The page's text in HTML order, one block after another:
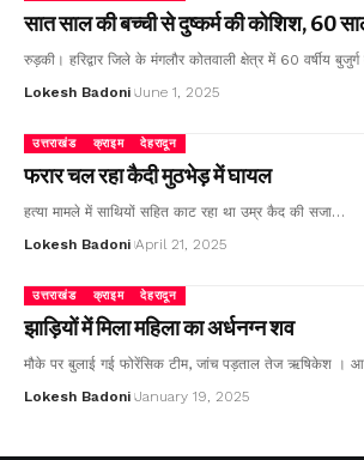
सात साल की बच्ची से दुष्कर्म की कोशिश, 60
रुड़की। हरिद्वार जिले के मंगलौर कोतवाली क्षेत्र में 60 वर्षीय बुजुर्ग
Lokesh Badoni June 1, 2025
उत्तराखंड क्राइम देहरादून
फरार चल रहा कैदी मुठभेड़ में घायल
हत्या मामले में साथियों सहित काट रहा था उम्र कैद की सजा…
Lokesh Badoni April 21, 2025
उत्तराखंड क्राइम देहरादून
झाड़ियों में मिला महिला का अर्धनग्न शव
मौके पर बुलाई गई फोरेंसिक टीम, जांच पड़ताल तेज ऋषिकेश ।
Lokesh Badoni January 19, 2025